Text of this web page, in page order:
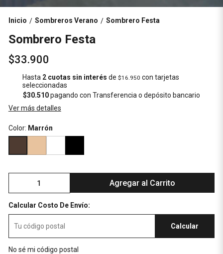
Inicio / Sombreros Verano / Sombrero Festa
Sombrero Festa
$33.900
Hasta 2 cuotas sin interés de $16.950 con tarjetas
seleccionadas
$30.510pagando con Transferencia o depósito bancario
Ver más detalles
Color: Marrón
Agregar al Carrito
Calcular Costo De Envío:
Calcular
No sé mi código postal